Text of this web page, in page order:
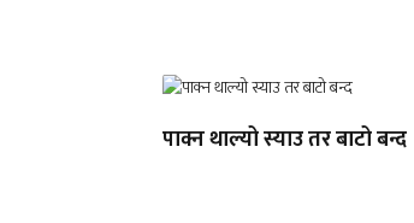
पाक्न थाल्यो स्याउ तर बाटो बन्द